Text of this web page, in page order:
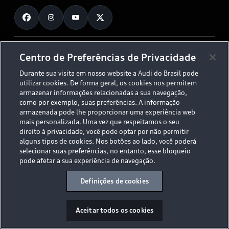
Planejamento de recarga
O Legado do S
Audi Driving Experience
ESG
Tecnologias Audi
Audi Collection
Fale Conosco
Trabalhe Conosco
© 2026 AUDI AG. All Rights Reserved.
Políticas de Privacidade
Código de Conduta
Aviso Legal
Proteção de Dados - LGPD
Sala de Imprensa
Desacelere. Seu bem maior é a vida.
Centro de Preferências de Privacidade
Durante sua visita em nosso website a Audi do Brasil pode
utilizar cookies. De forma geral, os cookies nos permitem
armazenar informações relacionadas a sua navegação,
como por exemplo, suas preferências. A informação
armazenada pode lhe proporcionar uma experiência web
mais personalizada. Uma vez que respeitamos o seu
direito à privacidade, você pode optar por não permitir
alguns tipos de cookies. Nos botões ao lado, você poderá
selecionar suas preferências, no entanto, esse bloqueio
pode afetar a sua experiência de navegação.
Definições de cookies
Aceitar todos os cookies